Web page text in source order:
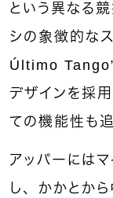
という異なる
シの象徴的な
Último Tango”
デザインを採
ての機能性も
アッパーには
し、かかとか